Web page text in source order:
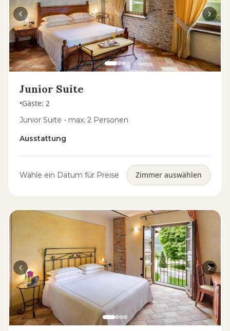
Junior Suite
•Gäste: 2
Junior Suite - max. 2 Personen
Ausstattung
Wähle ein Datum für Preise Zimmer auswählen